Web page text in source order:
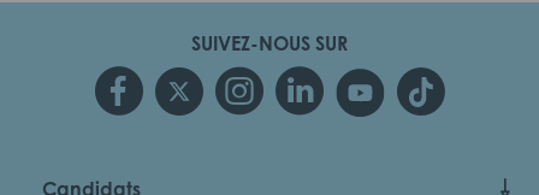
SUIVEZ-NOUS SUR
Candidats